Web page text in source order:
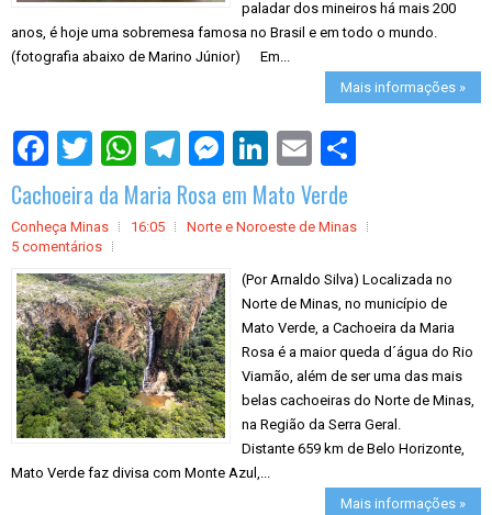
paladar dos mineiros há mais 200
anos, é hoje uma sobremesa famosa no Brasil e em todo o mundo.
(fotografia abaixo de Marino Júnior) Em...
Mais informações »
Cachoeira da Maria Rosa em Mato Verde
Conheça Minas 16:05
Norte e Noroeste de Minas
5 comentários
(Por Arnaldo Silva) Localizada no
Norte de Minas, no município de
Mato Verde, a Cachoeira da Maria
Rosa é a maior queda d´água do Rio
Viamão, além de ser uma das mais
belas cachoeiras do Norte de Minas,
na Região da Serra Geral.
Distante 659 km de Belo Horizonte,
Mato Verde faz divisa com Monte Azul,...
Mais informações »